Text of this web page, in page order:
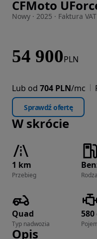
Zdjęcie 1 z 7
CFMoto
Nowy · 2025 · Faktura VAT
54 900PLN
Lub od 704 PLN/mc
Sprawdź ofertę
W skrócie
1 km
Przebieg
Quad
Typ nadwozia
580
Opis